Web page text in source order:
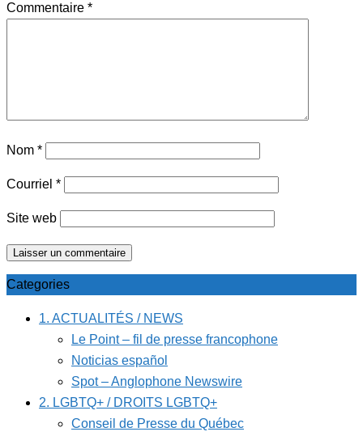
Commentaire *
Nom *
Courriel *
Site web
Categories
1. ACTUALITÉS / NEWS
Le Point – fil de presse francophone
Noticias español
Spot – Anglophone Newswire
2. LGBTQ+ / DROITS LGBTQ+
Conseil de Presse du Québec